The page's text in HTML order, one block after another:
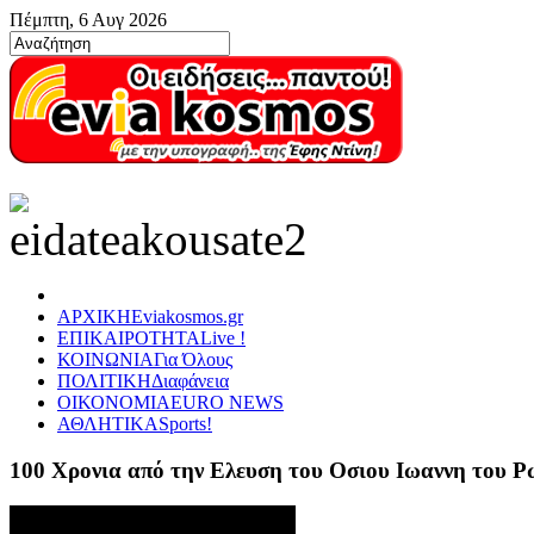
Πέμπτη, 6 Αυγ 2026
ΑΡΧΙΚΗEviakosmos.gr
ΕΠΙΚΑΙΡΟΤΗΤΑLive !
ΚΟΙΝΩΝΙΑΓια Όλους
ΠΟΛΙΤΙΚΗΔιαφάνεια
ΟΙΚΟΝΟΜΙΑEURO NEWS
ΑΘΛΗΤΙΚΑSports!
100 Χρονια από την Ελευση του Οσιου Ιωαννη του